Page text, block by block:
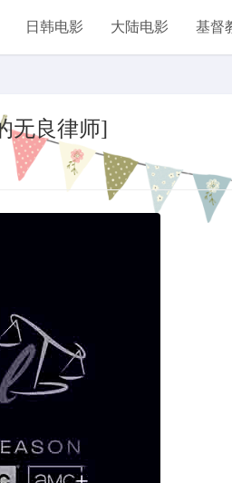
日韩电影 大陆电影 基督
无良律师]